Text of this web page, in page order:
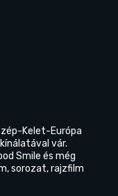
Kelet-Európa
vár.
Smile és még
sorozat, rajzfilm